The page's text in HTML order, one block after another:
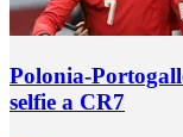
Polonia-
selfie a CR7